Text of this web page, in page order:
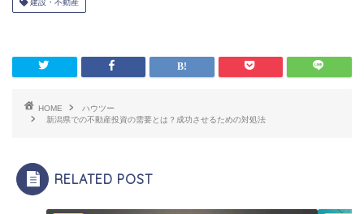
建設・不動産
HOME
ハウツー
新潟県での不動産投資の需要とは？成功させるための対処法
RELATED POST